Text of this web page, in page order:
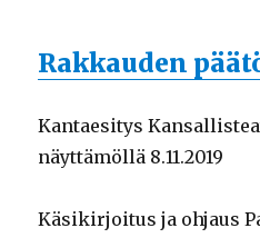
Rakkauden
Kantaesitys
näyttämöllä 8.11.2019
Käsikirjoitus ja ohjaus